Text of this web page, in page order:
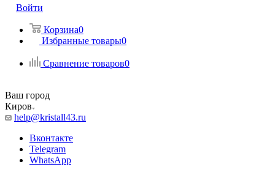
Войти
Корзина0
Избранные товары0
Сравнение товаров0
Ваш город
Киров
help@kristall43.ru
Вконтакте
Telegram
WhatsApp